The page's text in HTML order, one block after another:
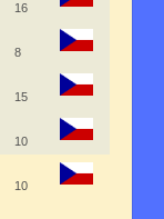
16
8
15
10
10